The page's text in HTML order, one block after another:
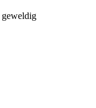
geweldig